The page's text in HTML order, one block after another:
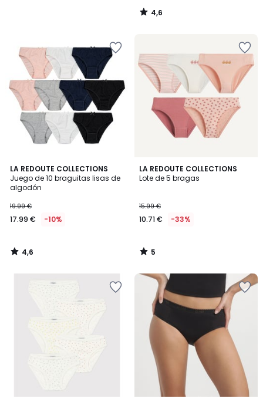
4,6
/
LA REDOUTE COLLECTIONS
Juego de 10 braguitas lisas de
algodón
19.99 €
17.99 € -10%
4,6
/ 5
4,6
/
LA REDOUTE COLLECTIONS
Lote de 5 bragas
15.99 €
10.71 € -33%
5
/
5
/